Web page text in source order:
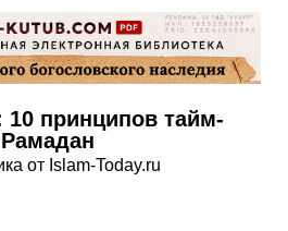
принципов тайм-
от Islam-Today.ru